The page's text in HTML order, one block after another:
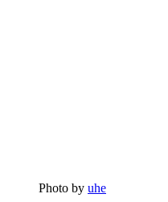
Photo by uhe